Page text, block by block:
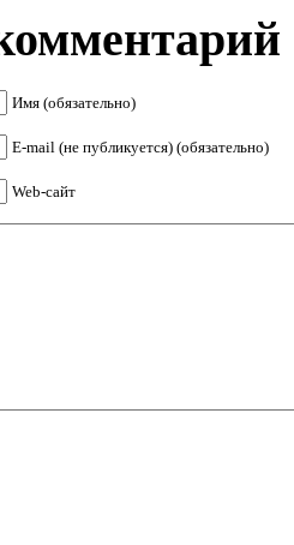
Имя (обязательно)
E-mail (не публикуется) (обязательно)
Web-сайт